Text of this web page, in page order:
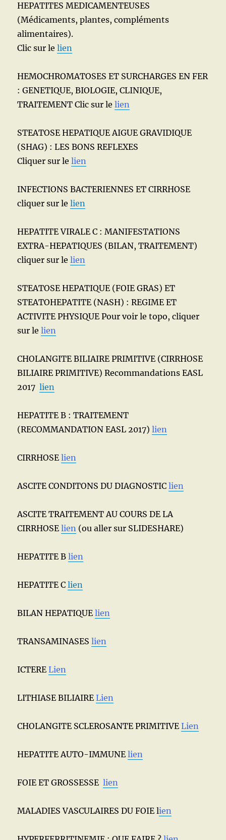
HEPATITES MEDICAMENTEUSES
(Médicaments, plantes, compléments
alimentaires).
Clic sur lelien
HEMOCHROMATOSES ET SURCHARGES EN FER
: GENETIQUE, BIOLOGIE, CLINIQUE,
TRAITEMENT Clic sur lelien
STEATOSE HEPATIQUE AIGUE GRAVIDIQUE
(SHAG) : LES BONS REFLEXES
Cliquer sur lelien
INFECTIONS BACTERIENNES ET CIRRHOSE
cliquer sur lelien
HEPATITE VIRALE C : MANIFESTATIONS
EXTRA-HEPATIQUES (BILAN, TRAITEMENT)
cliquer sur lelien
STEATOSE HEPATIQUE (FOIE GRAS) ET
STEATOHEPATITE (NASH) : REGIME ET
ACTIVITE PHYSIQUE Pour voir le topo, cliquer
sur lelien
CHOLANGITE BILIAIRE PRIMITIVE (CIRRHOSE
BILIAIRE PRIMITIVE) Recommandations EASL
2017lien
HEPATITE B : TRAITEMENT
(RECOMMANDATION EASL 2017)lien
CIRRHOSElien
ASCITE CONDITONS DU DIAGNOSTIClien
ASCITE TRAITEMENT AU COURS DE LA
CIRRHOSElien (ou aller sur SLIDESHARE)
HEPATITE Blien
HEPATITE Clien
BILAN HEPATIQUElien
TRANSAMINASESlien
ICTERELien
LITHIASE BILIAIRELien
CHOLANGITE SCLEROSANTE PRIMITIVELien
HEPATITE AUTO-IMMUNElien
FOIE ET GROSSESSElien
MALADIES VASCULAIRES DU FOIE lien